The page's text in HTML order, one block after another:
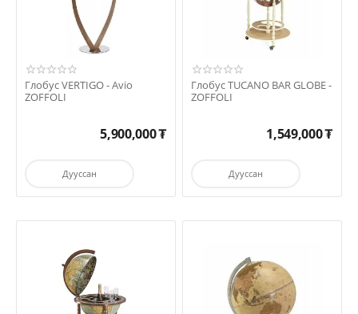
Глобус VERTIGO - Avio
ZOFFOLI
5,900,000₮
Дууссан
Глобус TUCANO BAR GLOBE -
ZOFFOLI
1,549,000₮
Дууссан